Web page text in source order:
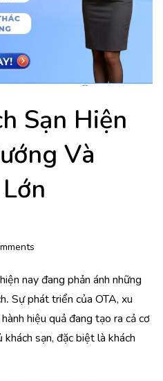
Sạn Hiện
Và
nay đang phản ánh những
. Sự phát triển của OTA, xu
hiệu quả đang tạo ra cả cơ
sạn, đặc biệt là khách